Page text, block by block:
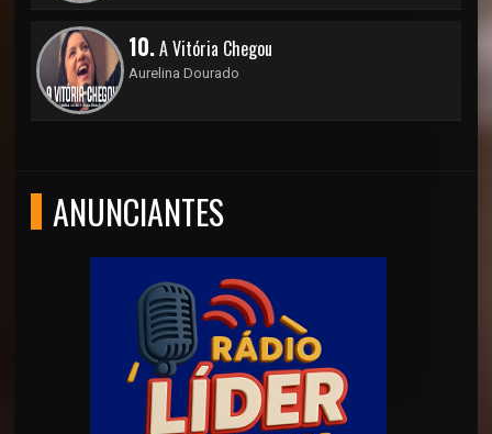
10.A Vitória Chegou
Aurelina Dourado
ANUNCIANTES